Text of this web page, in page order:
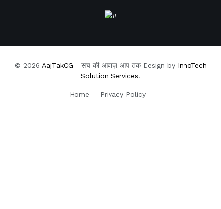
© 2026 AajTakCG - सच की आवाज़ आप तक Design by InnoTech
Solution Services.
Home Privacy Policy